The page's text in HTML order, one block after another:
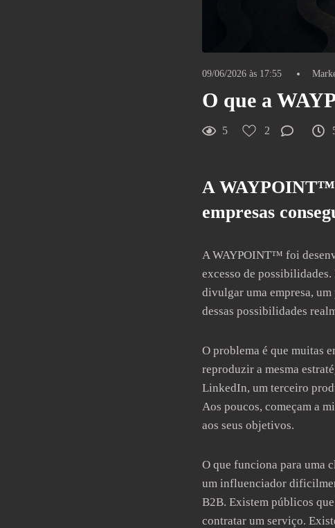
09/06/2026 às 17:55
O que a
5 2
A WAYPOINT™
empresas
A WAYPOINT™ foi
excesso de
divulgar uma empresa,
dessas possibilidades
O problema é que muitas
reproduzir a mesma
LinkedIn, um terceiro
Aos poucos, começam a
aos seus objetivos.
O que funciona para uma
um influenciador
B2B. Existem públicos
contratar um serviço.